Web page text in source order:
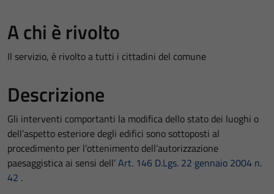
A chi è rivolto
Il servizio, è rivolto a tutti i cittadini del comune
Descrizione
Gli interventi comportanti la modifica dello stato dei luoghi o
dell’aspetto esteriore degli edifici sono sottoposti al
procedimento per l’ottenimento dell’autorizzazione
paesaggistica ai sensi dell’Art. 146 D.Lgs. 22 gennaio 2004 n.
42 .